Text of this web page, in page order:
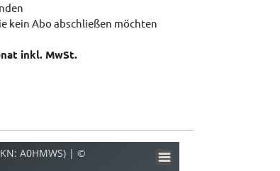
kein Abo abschließen möchten
inkl. MwSt.
A0HMWS) | ©